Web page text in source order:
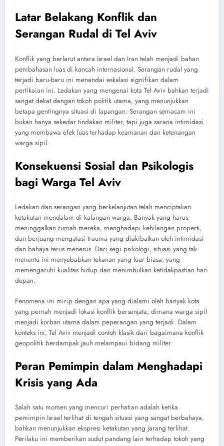
Latar Belakang Konflik dan
Serangan Rudal di Tel Aviv
Konflik yang berlarut antara Israel dan Iran telah menjadi bahan
pembahasan luas di kancah internasional. Serangan rudal yang
terjadi baru-baru ini menandai eskalasi signifikan dalam
pertikaian ini. Ledakan yang mengenai kota Tel Aviv bahkan terjadi
sangat dekat dengan tokoh politik utama, yang menunjukkan
betapa gentingnya situasi di lapangan. Serangan semacam ini
bukan hanya sekedar tindakan militer, tapi juga sarana intimidasi
yang membawa efek luas terhadap keamanan dan ketenangan
warga sipil.
Konsekuensi Sosial dan Psikologis
bagi Warga Tel Aviv
Ledakan dan serangan yang berkelanjutan telah menciptakan
ketakutan mendalam di kalangan warga. Banyak yang harus
meninggalkan rumah mereka, menghadapi kehilangan properti,
dan berjuang mengatasi trauma yang diakibatkan oleh intimidasi
dan bahaya terus menerus. Dari segi psikologi, situasi yang tak
menentu ini menyebabkan tekanan yang luar biasa, yang
memengaruhi kualitas hidup dan menimbulkan ketidakpastian hari
depan.
Fenomena ini mirip dengan apa yang dialami oleh banyak kota
yang pernah menjadi lokasi konflik bersenjata, dimana warga sipil
menjadi korban utama dalam peperangan yang terjadi. Dalam
konteks ini, Tel Aviv menjadi contoh klasik dari bagaimana konflik
geopolitik berdampak jauh melampaui bidang militer.
Peran Pemimpin dalam Menghadapi
Krisis yang Ada
Salah satu momen yang mencuri perhatian adalah ketika
pemimpin Israel terlihat di tengah situasi yang sangat berbahaya,
bahkan menunjukkan ekspresi ketakutan yang jarang terlihat.
Perilaku ini memberikan sudut pandang lain terhadap tokoh yang